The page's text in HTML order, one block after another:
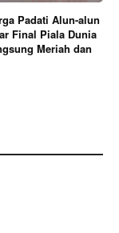
Padati Alun-alun
Final Piala Dunia
Meriah dan